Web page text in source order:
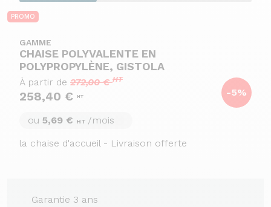
PROMO
GAMME
CHAISE POLYVALENTE EN
POLYPROPYLÈNE, GISTOLA
-5%
À partir de 272,00 €HT
258,40 € HT
ou 5,69 € HT /mois
la chaise d'accueil - Livraison offerte
Garantie 3 ans